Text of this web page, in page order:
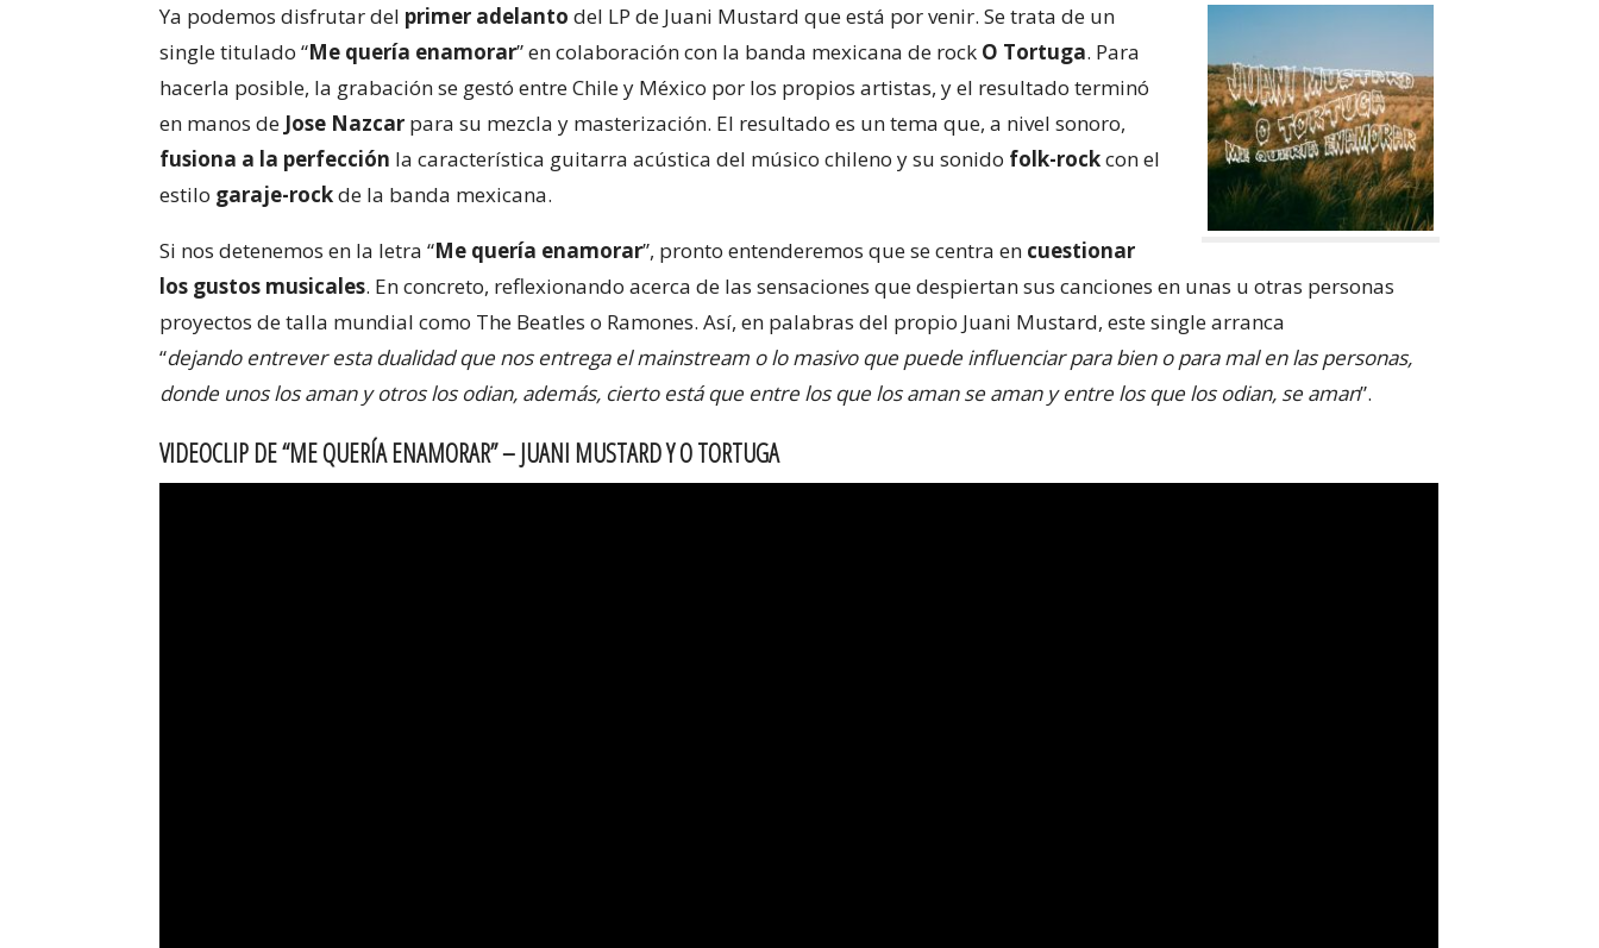
Ya podemos disfrutar del primer adelanto del LP de Juani Mustard que está por venir. Se trata de un
single titulado “Me quería enamorar” en colaboración con la banda mexicana de rock O Tortuga. Para
hacerla posible, la grabación se gestó entre Chile y México por los propios artistas, y el resultado terminó
en manos de Jose Nazcar para su mezcla y masterización. El resultado es un tema que, a nivel sonoro,
fusiona a la perfección la característica guitarra acústica del músico chileno y su sonido folk-rockcon el
estilo garaje-rockde la banda mexicana.
Si nos detenemos en la letra “Me quería enamorar”, pronto entenderemos que se centra en cuestionar
los gustos musicales. En concreto, reflexionando acerca de las sensaciones que despiertan sus canciones en unas u otras personas
proyectos de talla mundial como The Beatles o Ramones. Así, en palabras del propio Juani Mustard, este single arranca
“dejando entrever esta dualidad que nos entrega el mainstream o lo masivo que puede influenciar para bien o para mal en las personas,
donde unos los aman y otros los odian, además, cierto está que entre los que los aman se aman y entre los que los odian, se aman”.
VIDEOCLIP DE “ME QUERÍA ENAMORAR” – JUANI MUSTARD Y O TORTUGA